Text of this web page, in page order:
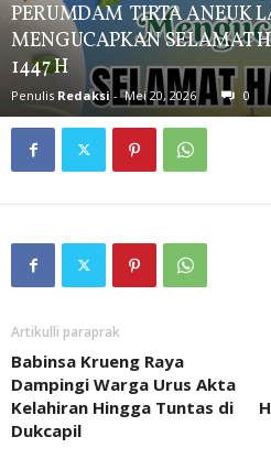
PERUMDAM TIRTA ANEUK
MENGUCAPKAN SELAMAT
1447 H
Penulis Redaksi - Mei 20, 2026 0
Artikulli paraprak
Babinsa Krueng Raya
Dampingi Warga Urus Akta
Kelahiran Hingga Tuntas di
Dukcapil